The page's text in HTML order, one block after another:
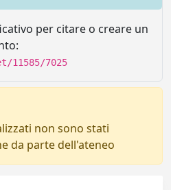
per citare o creare un
11585/7025
non sono stati
da parte dell'ateneo